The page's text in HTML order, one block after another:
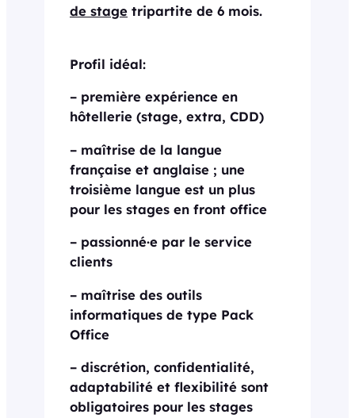
de stage tripartite de 6 mois.
Profil idéal:
– première expérience en
hôtellerie (stage, extra, CDD)
– maîtrise de la langue
française et anglaise ; une
troisième langue est un plus
pour les stages en front office
– passionné·e par le service
clients
– maîtrise des outils
informatiques de type Pack
Office
– discrétion, confidentialité,
adaptabilité et flexibilité sont
obligatoires pour les stages